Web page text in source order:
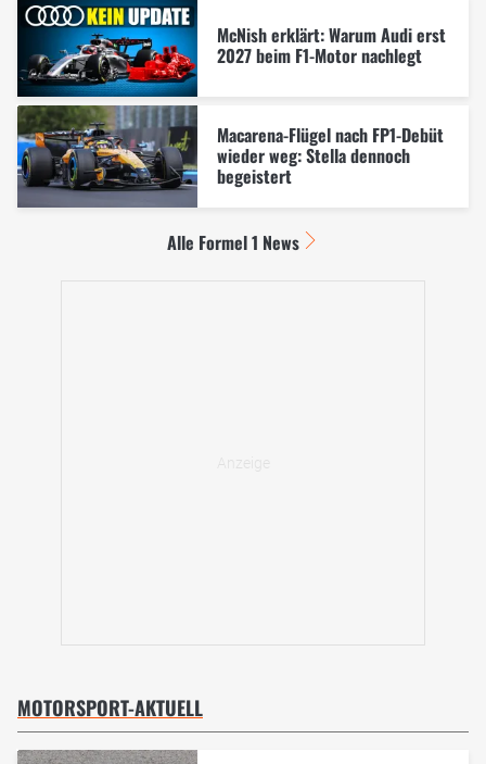
McNish erklärt: Warum Audi erst
2027 beim F1-Motor nachlegt
Macarena-Flügel nach FP1-Debüt
wieder weg: Stella dennoch
begeistert
Alle Formel 1 News
MOTORSPORT-AKTUELL